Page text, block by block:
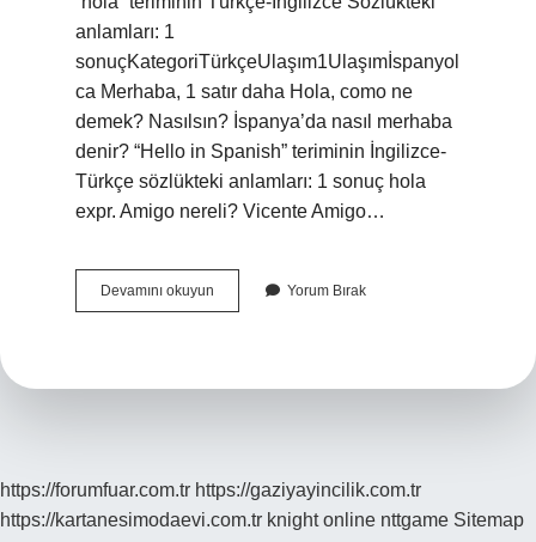
anlamları: 1
sonuçKategoriTürkçeUlaşım1Ulaşımİspanyol
ca Merhaba, 1 satır daha Hola, como ne
demek? Nasılsın? İspanya’da nasıl merhaba
denir? “Hello in Spanish” teriminin İngilizce-
Türkçe sözlükteki anlamları: 1 sonuç hola
expr. Amigo nereli? Vicente Amigo…
Devamını okuyun
Amigo
Yorum Bırak
https://forumfuar.com.tr https://gaziyayincilik.com.tr
https://kartanesimodaevi.com.tr knight online nttgame Sitemap